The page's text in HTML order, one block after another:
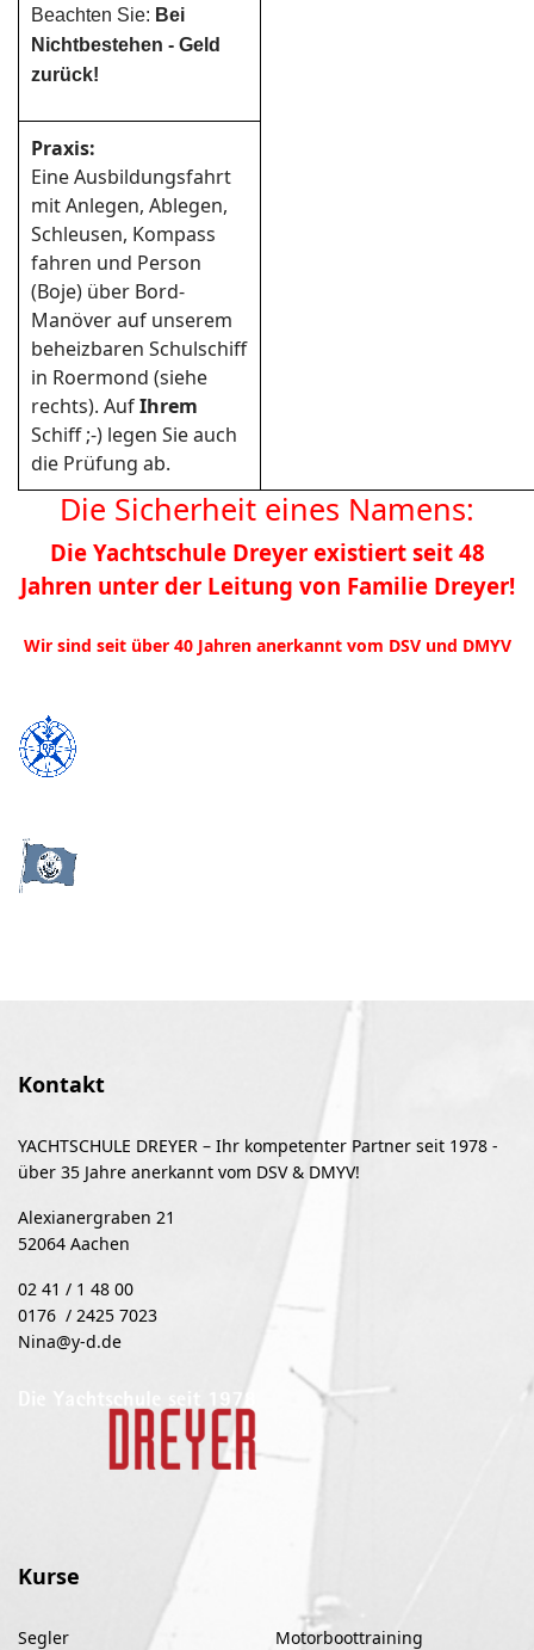
Beachten Sie: Bei
Nichtbestehen - Geld
zurück!
Praxis:
Eine Ausbildungsfahrt
mit Anlegen, Ablegen,
Schleusen, Kompass
fahren und Person
(Boje) über Bord-
Manöver auf unserem
beheizbaren Schulschiff
in Roermond (siehe
rechts). AufIhrem
Schiff ;-) legen Sie auch
die Prüfung ab.
Die Sicherheit eines Namens:
Die Yachtschule Dreyer existiert seit 48
Jahren unter der Leitung von Familie Dreyer!
Wir sind seit über 40 Jahren anerkannt vom DSV und DMYV
Kontakt
YACHTSCHULE DREYER – Ihr kompetenter Partner seit 1978 -
über 35 Jahre anerkannt vom DSV & DMYV!
Alexianergraben 21
52064 Aachen
02 41 / 1 48 00
0176 / 2425 7023
Nina@y-d.de
Kurse
Segler
Motorboottraining